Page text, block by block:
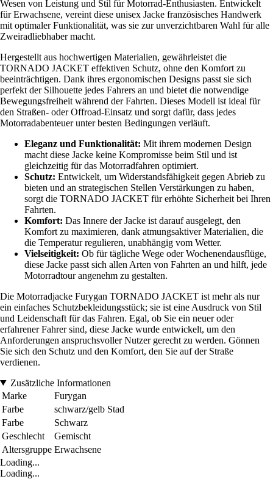
Wesen von Leistung und Stil für Motorrad-Enthusiasten. Entwickelt
für Erwachsene, vereint diese unisex Jacke französisches Handwerk
mit optimaler Funktionalität, was sie zur unverzichtbaren Wahl für alle
Zweiradliebhaber macht.
Hergestellt aus hochwertigen Materialien, gewährleistet die
TORNADO JACKET effektiven Schutz, ohne den Komfort zu
beeinträchtigen. Dank ihres ergonomischen Designs passt sie sich
perfekt der Silhouette jedes Fahrers an und bietet die notwendige
Bewegungsfreiheit während der Fahrten. Dieses Modell ist ideal für
den Straßen- oder Offroad-Einsatz und sorgt dafür, dass jedes
Motorradabenteuer unter besten Bedingungen verläuft.
Eleganz und Funktionalität: Mit ihrem modernen Design
macht diese Jacke keine Kompromisse beim Stil und ist
gleichzeitig für das Motorradfahren optimiert.
Schutz: Entwickelt, um Widerstandsfähigkeit gegen Abrieb zu
bieten und an strategischen Stellen Verstärkungen zu haben,
sorgt die TORNADO JACKET für erhöhte Sicherheit bei Ihren
Fahrten.
Komfort: Das Innere der Jacke ist darauf ausgelegt, den
Komfort zu maximieren, dank atmungsaktiver Materialien, die
die Temperatur regulieren, unabhängig vom Wetter.
Vielseitigkeit: Ob für tägliche Wege oder Wochenendausflüge,
diese Jacke passt sich allen Arten von Fahrten an und hilft, jede
Motorradtour angenehm zu gestalten.
Die Motorradjacke Furygan TORNADO JACKET ist mehr als nur
ein einfaches Schutzbekleidungsstück; sie ist eine Ausdruck von Stil
und Leidenschaft für das Fahren. Egal, ob Sie ein neuer oder
erfahrener Fahrer sind, diese Jacke wurde entwickelt, um den
Anforderungen anspruchsvoller Nutzer gerecht zu werden. Gönnen
Sie sich den Schutz und den Komfort, den Sie auf der Straße
verdienen.
Zusätzliche Informationen
Marke
Furygan
Farbe
schwarz/gelb Stad
Farbe
Schwarz
Geschlecht
Gemischt
Altersgruppe Erwachsene
Loading...
Loading...